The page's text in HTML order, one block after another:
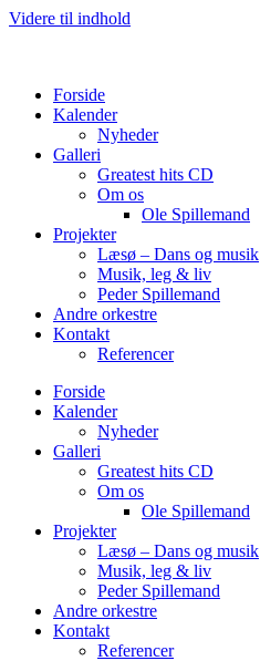
Videre til indhold
Forside
Kalender
Nyheder
Galleri
Greatest hits CD
Om os
Ole Spillemand
Projekter
Læsø – Dans og musik
Musik, leg & liv
Peder Spillemand
Andre orkestre
Kontakt
Referencer
Forside
Kalender
Nyheder
Galleri
Greatest hits CD
Om os
Ole Spillemand
Projekter
Læsø – Dans og musik
Musik, leg & liv
Peder Spillemand
Andre orkestre
Kontakt
Referencer